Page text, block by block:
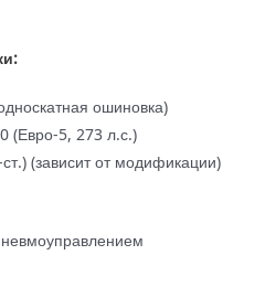
ошиновка)
(Евро-5, 273 л.с.)
(зависит от модификации)